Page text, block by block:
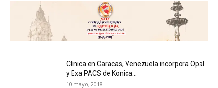
Clínica en Caracas, Venezuela incorpora Opal
y Exa PACS de Konica...
10 mayo, 2018